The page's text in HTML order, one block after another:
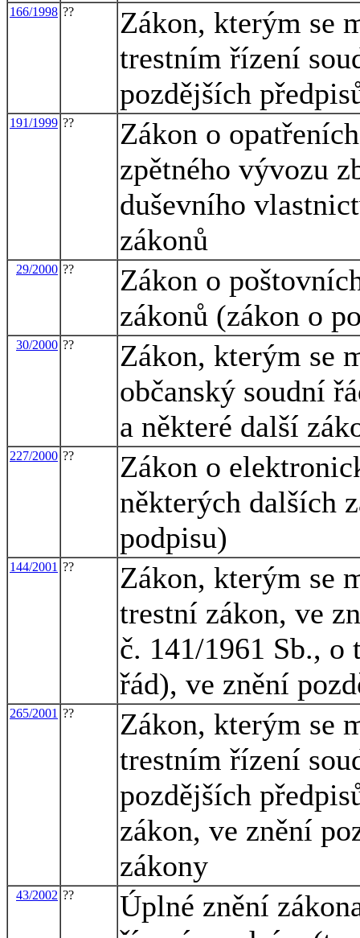
166/1998 ??
Zákon, kterým se
trestním řízení
pozdějších
191/1999 ??
Zákon o
zpětného vývozu
duševního
zákonů
29/2000 ??
Zákon o
zákonů (zákon o
30/2000 ??
Zákon, kterým se
občanský soudní
a některé další
227/2000 ??
Zákon o
některých dalších
podpisu)
144/2001 ??
Zákon, kterým se
trestní zákon, ve
č. 141/1961 Sb.,
řád), ve znění
265/2001 ??
Zákon, kterým se
trestním řízení
pozdějších
zákon, ve znění
zákony
43/2002 ??
Úplné znění